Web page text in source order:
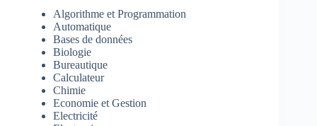
Algorithme et Programmation
Automatique
Bases de données
Biologie
Bureautique
Calculateur
Chimie
Economie et Gestion
Electricité